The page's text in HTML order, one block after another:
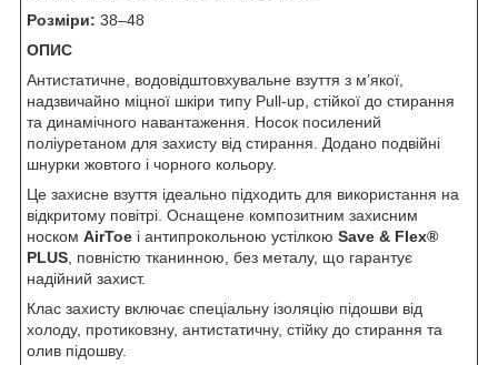
Розміри: 38–48
ОПИС
Антистатичне, водовідштовхувальне взуття з м’якої,
надзвичайно міцної шкіри типу Pull-up, стійкої до стирання
та динамічного навантаження. Носок посилений
поліуретаном для захисту від стирання. Додано подвійні
шнурки жовтого і чорного кольору.
Це захисне взуття ідеально підходить для використання на
відкритому повітрі. Оснащене композитним захисним
носком AirToe і антипрокольною устілкою Save & Flex®
PLUS , повністю тканинною, без металу, що гарантує
надійний захист.
Клас захисту включає спеціальну ізоляцію підошви від
холоду, протиковзну, антистатичну, стійку до стирання та
олив підошву.